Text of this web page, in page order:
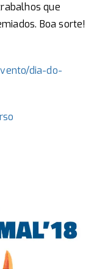
que
Boa sorte!
dia-do-